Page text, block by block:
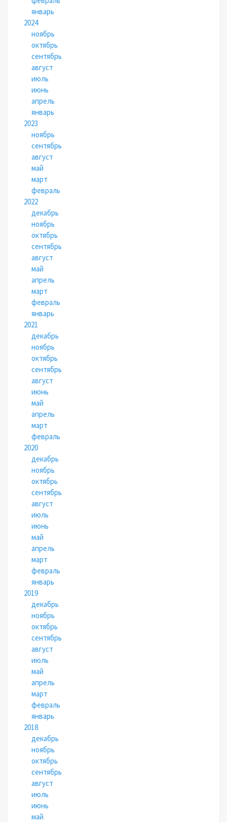
январь
2024
ноябрь
октябрь
сентябрь
август
июль
июнь
апрель
январь
2023
ноябрь
сентябрь
август
май
март
февраль
2022
декабрь
ноябрь
октябрь
сентябрь
август
май
апрель
март
февраль
январь
2021
декабрь
ноябрь
октябрь
сентябрь
август
июнь
май
апрель
март
февраль
2020
декабрь
ноябрь
октябрь
сентябрь
август
июль
июнь
май
апрель
март
февраль
январь
2019
декабрь
ноябрь
октябрь
сентябрь
август
июль
май
апрель
март
февраль
январь
2018
декабрь
ноябрь
октябрь
сентябрь
август
июль
июнь
май